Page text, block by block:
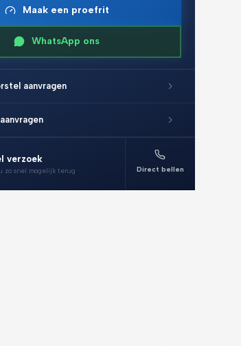
Maak een proefrit
WhatsApp ons
aanvragen
verzoek
zo snel mogelijk terug Direct bellen